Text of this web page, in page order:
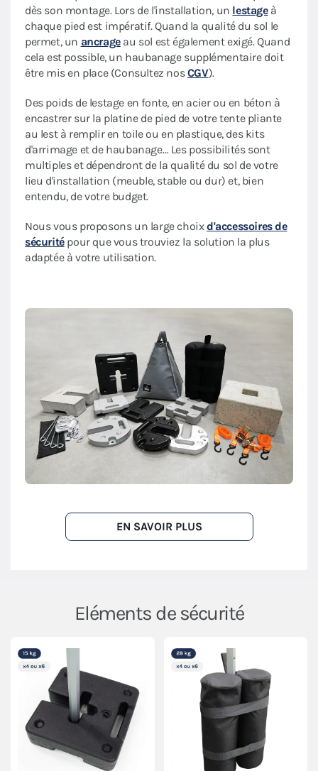
dès son montage. Lors de l'installation, un lestageà
chaque pied est impératif. Quand la qualité du sol le
permet, un ancrageau sol est également exigé. Quand
cela est possible, un haubanage supplémentaire doit
être mis en place (Consultez nosCGV).
Des poids de lestage en fonte, en acier ou en béton à
encastrer sur la platine de pied de votre tente pliante
au lest à remplir en toile ou en plastique, des kits
d'arrimage et de haubanage… Les possibilités sont
multiples et dépendront de la qualité du sol de votre
lieu d'installation (meuble, stable ou dur) et, bien
entendu, de votre budget.
Nous vous proposons un large choixd'accessoires de
sécuritépour que vous trouviez la solution la plus
adaptée à votre utilisation.
EN SAVOIR PLUS
Eléments de sécurité